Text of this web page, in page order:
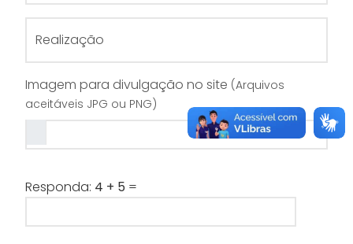
Realização
Imagem para divulgação no site (Arquivos
aceitáveis JPG ou PNG)
Responda: 4 + 5 =